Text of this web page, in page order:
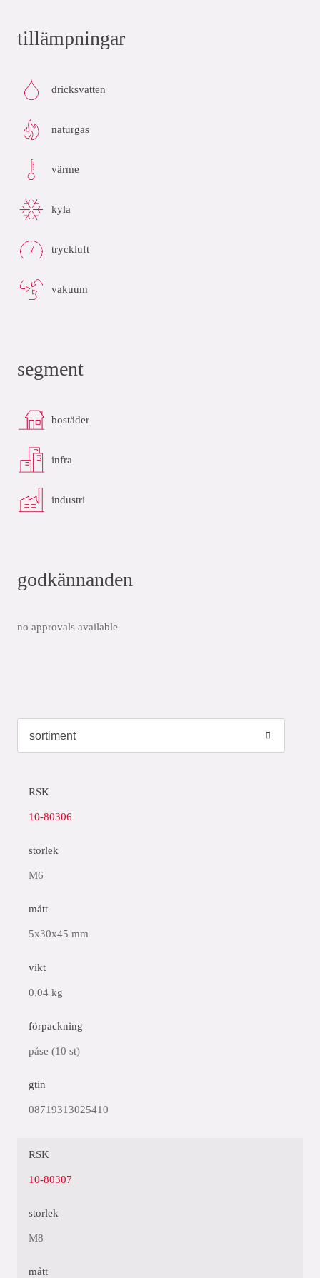
tillämpningar
dricksvatten
naturgas
värme
kyla
tryckluft
vakuum
segment
bostäder
infra
industri
godkännanden
no approvals available
RSK
10-80306
storlek
M6
mått
5x30x45 mm
vikt
0,04 kg
förpackning
påse (10 st)
gtin
08719313025410
RSK
10-80307
storlek
M8
mått